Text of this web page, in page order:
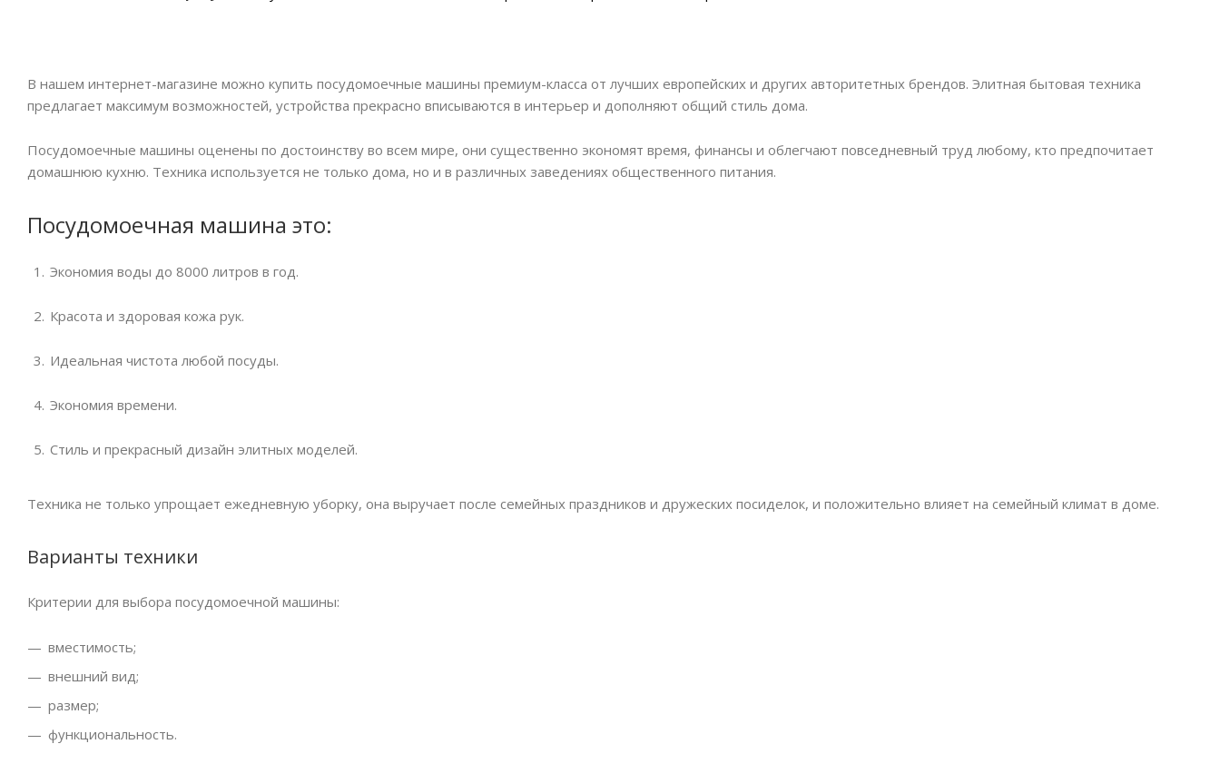
В нашем интернет-магазине можно купить посудомоечные машины премиум-класса от лучших европейских и других авторитетных брендов. Элитная бытовая техника
предлагает максимум возможностей, устройства прекрасно вписываются в интерьер и дополняют общий стиль дома.
Посудомоечные машины оценены по достоинству во всем мире, они существенно экономят время, финансы и облегчают повседневный труд любому, кто предпочитает
домашнюю кухню. Техника используется не только дома, но и в различных заведениях общественного питания.
Посудомоечная машина это:
Экономия воды до 8000 литров в год.
Красота и здоровая кожа рук.
Идеальная чистота любой посуды.
Экономия времени.
Стиль и прекрасный дизайн элитных моделей.
Техника не только упрощает ежедневную уборку, она выручает после семейных праздников и дружеских посиделок, и положительно влияет на семейный климат в доме.
Варианты техники
Критерии для выбора посудомоечной машины:
вместимость;
внешний вид;
размер;
функциональность.